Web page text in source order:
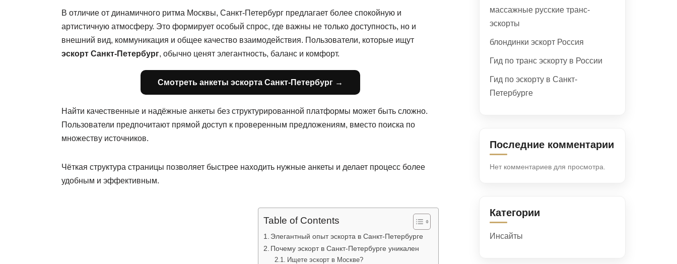
В отличие от динамичного ритма Москвы, Санкт-Петербург предлагает более спокойную и
артистичную атмосферу. Это формирует особый спрос, где важны не только доступность, но и
внешний вид, коммуникация и общее качество взаимодействия. Пользователи, которые ищут
эскорт Санкт-Петербург, обычно ценят элегантность, баланс и комфорт.
Смотреть анкеты эскорта Санкт-Петербург →
Найти качественные и надёжные анкеты без структурированной платформы может быть сложно.
Пользователи предпочитают прямой доступ к проверенным предложениям, вместо поиска по
множеству источников.
Чёткая структура страницы позволяет быстрее находить нужные анкеты и делает процесс более
удобным и эффективным.
Table of Contents
Элегантный опыт эскорта в Санкт-Петербурге
Почему эскорт в Санкт-Петербурге уникален
Ищете эскорт в Москве?
массажные русские транс-
эскорты
блондинки эскорт Россия
Гид по транс эскорту в России
Гид по эскорту в Санкт-
Петербурге
Последние комментарии
Нет комментариев для просмотра.
Категории
Инсайты